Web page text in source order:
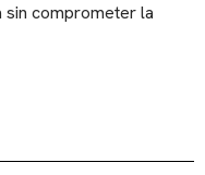
sin comprometer la